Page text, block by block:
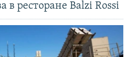
в ресторане Balzi Rossi